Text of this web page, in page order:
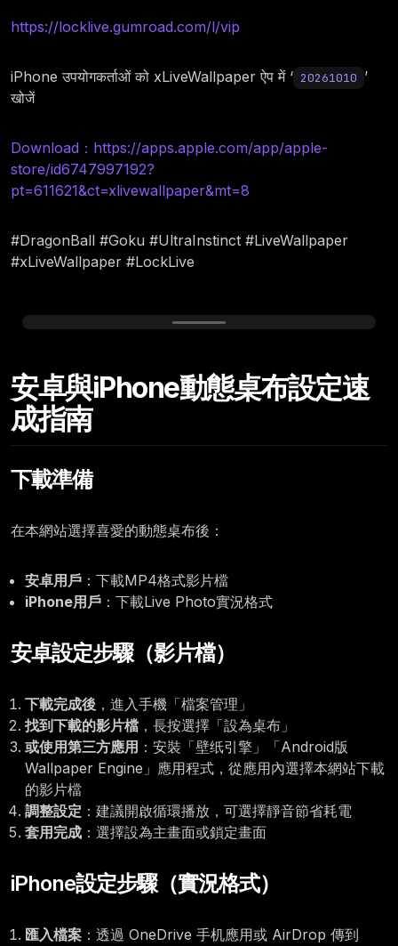
https://locklive.gumroad.com/l/vip
iPhone उपयोगकर्ताओं को xLiveWallpaper ऐप में ‘ 20261010 ’
खोजें
Download：https://apps.apple.com/app/apple-
store/id6747997192?
pt=611621&ct=xlivewallpaper&mt=8
#DragonBall #Goku #UltraInstinct #LiveWallpaper
#xLiveWallpaper #LockLive
Saturday, October 10
12:00
安卓與iPhone動態桌布設定速
成指南
下載準備
在本網站選擇喜愛的動態桌布後：
安卓用戶 ：下載MP4格式影片檔
iPhone用戶 ：下載Live Photo實況格式
安卓設定步驟（影片檔）
下載完成後 ，進入手機「檔案管理」
找到下載的影片檔 ，長按選擇「設為桌布」
或使用第三方應用 ：安裝「壁纸引擎」「Android版
Wallpaper Engine」應用程式，從應用內選擇本網站下載
的影片檔
調整設定 ：建議開啟循環播放，可選擇靜音節省耗電
套用完成 ：選擇設為主畫面或鎖定畫面
iPhone設定步驟（實況格式）
匯入檔案 ：透過 OneDrive 手机應用或 AirDrop 傳到